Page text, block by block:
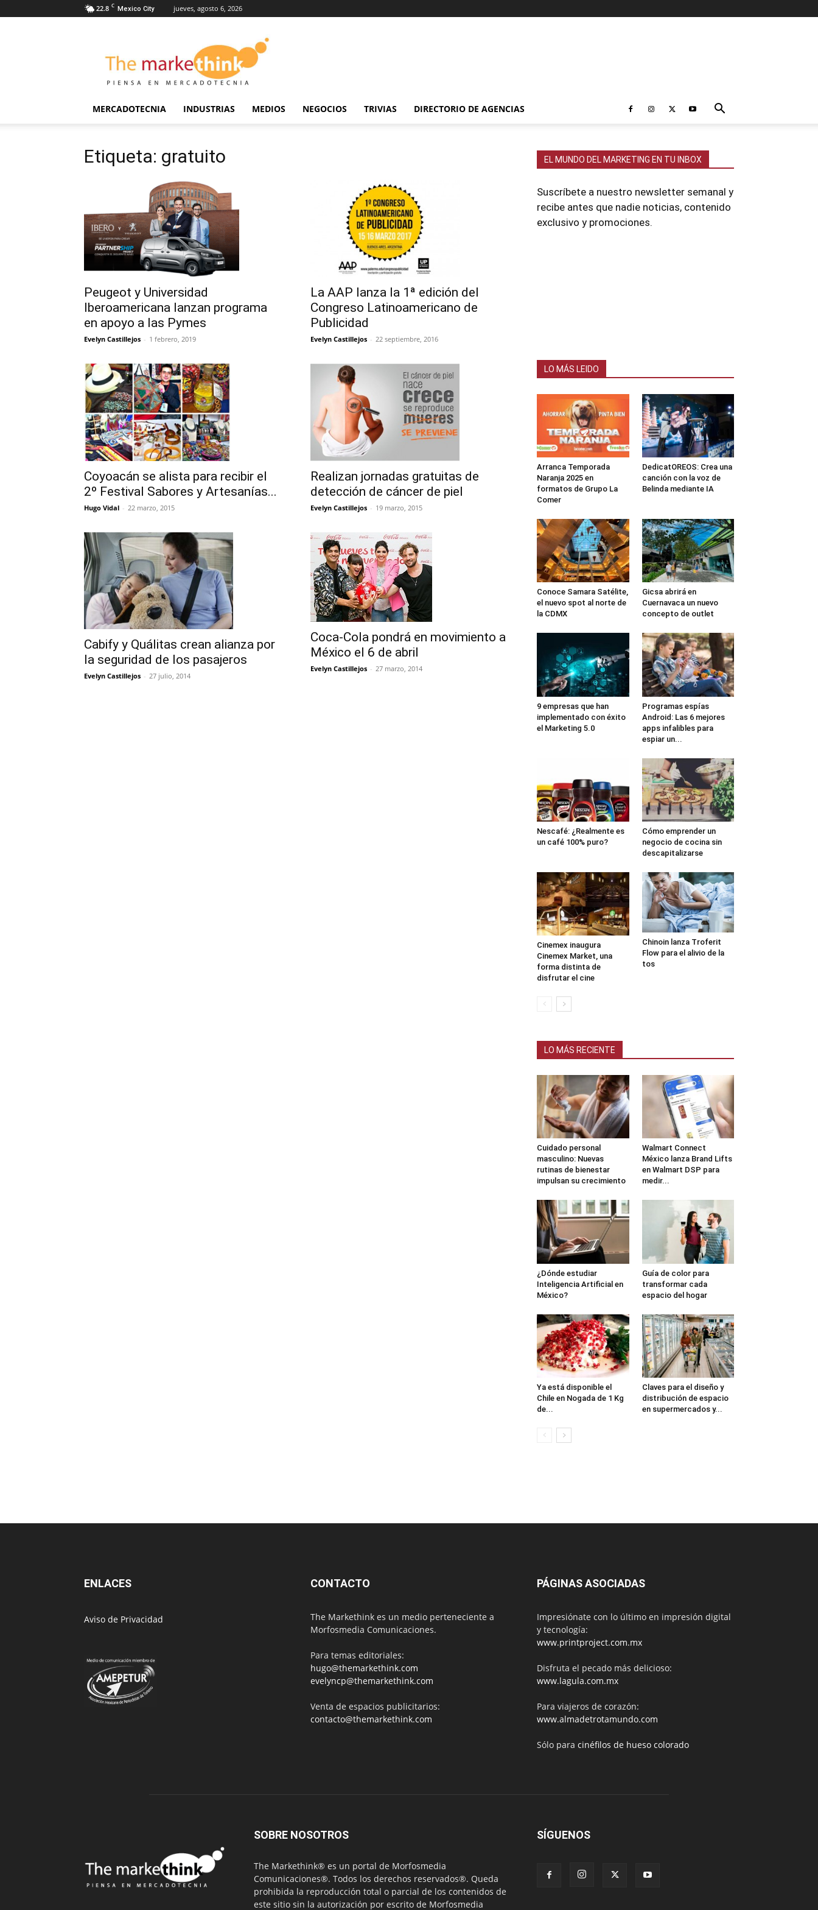
22.8 C Mexico City jueves, agosto 6, 2026
Markethink
MERCADOTECNIA INDUSTRIAS MEDIOS NEGOCIOS TRIVIAS DIRECTORIO DE AGENCIAS
Etiqueta: gratuito
Peugeot y Universidad
Iberoamericana lanzan programa
en apoyo a las Pymes
Evelyn Castillejos - 1 febrero, 2019
La AAP lanza la 1ª edición del
Congreso Latinoamericano de
Publicidad
Evelyn Castillejos - 22 septiembre, 2016
Coyoacán se alista para recibir el
2º Festival Sabores y Artesanías...
Hugo Vidal - 22 marzo, 2015
Realizan jornadas gratuitas de
detección de cáncer de piel
Evelyn Castillejos - 19 marzo, 2015
Cabify y Quálitas crean alianza por
la seguridad de los pasajeros
Evelyn Castillejos - 27 julio, 2014
Coca-Cola pondrá en movimiento a
México el 6 de abril
Evelyn Castillejos - 27 marzo, 2014
EL MUNDO DEL MARKETING EN TU INBOX
Suscríbete a nuestro newsletter semanal y
recibe antes que nadie noticias, contenido
exclusivo y promociones.
LO MÁS LEIDO
Arranca Temporada
Naranja 2025 en
formatos de Grupo La
Comer
DedicatOREOS: Crea una
canción con la voz de
Belinda mediante IA
Conoce Samara Satélite,
el nuevo spot al norte de
la CDMX
Gicsa abrirá en
Cuernavaca un nuevo
concepto de outlet
9 empresas que han
implementado con éxito
el Marketing 5.0
Programas espías
Android: Las 6 mejores
apps infalibles para
espiar un...
Nescafé: ¿Realmente es
un café 100% puro?
Cómo emprender un
negocio de cocina sin
descapitalizarse
Cinemex inaugura
Cinemex Market, una
forma distinta de
disfrutar el cine
Chinoin lanza Troferit
Flow para el alivio de la
tos
LO MÁS RECIENTE
Cuidado personal
masculino: Nuevas
rutinas de bienestar
impulsan su crecimiento
Walmart Connect
México lanza Brand Lifts
en Walmart DSP para
medir...
¿Dónde estudiar
Inteligencia Artificial en
México?
Guía de color para
transformar cada
espacio del hogar
Ya está disponible el
Chile en Nogada de 1 Kg
de...
Claves para el diseño y
distribución de espacio
en supermercados y...
ENLACES
Aviso de Privacidad
CONTACTO
The Markethink es un medio perteneciente a
Morfosmedia Comunicaciones.
Para temas editoriales:
hugo@themarkethink.com
evelyncp@themarkethink.com
Venta de espacios publicitarios:
contacto@themarkethink.com
PÁGINAS ASOCIADAS
Impresiónate con lo último en impresión digital
y tecnología:
www.printproject.com.mx
Disfruta el pecado más delicioso:
www.lagula.com.mx
Para viajeros de corazón:
www.almadetrotamundo.com
Sólo para cinéfilos de hueso colorado
SOBRE NOSOTROS
The Markethink® es un portal de Morfosmedia
Comunicaciones®. Todos los derechos reservados®. Queda
prohibida la reproducción total o parcial de los contenidos de
este sitio sin la autorización por escrito de Morfosmedia
SÍGUENOS